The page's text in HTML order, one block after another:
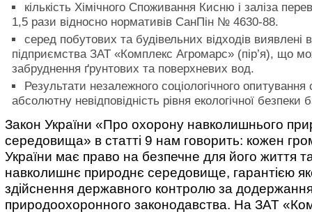
кількість Хімічного Споживання Кисню і заліза
1,5 рази відносно нормативів СанПін № 4630-88.
серед побутових та будівельних відходів виявлені
підприємства ЗАТ «Комплекс Агромарс» (пір’я), що
забруднення ґрунтових та поверхневих вод.
Результати незалежного соціологічного опитування
абсолютну невідповідність рівня екологічної безпеки
Закон України «Про охорону навколишнього
середовища» в статті 9 нам говорить: кожен
України має право на безпечне для його життя
навколишнє природнє середовище, гарантією
здійснення державного контролю за
природоохоронного законодавства. На ЗАТ